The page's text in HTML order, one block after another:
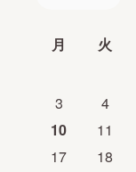
月 火
3
4
10
11
17
18